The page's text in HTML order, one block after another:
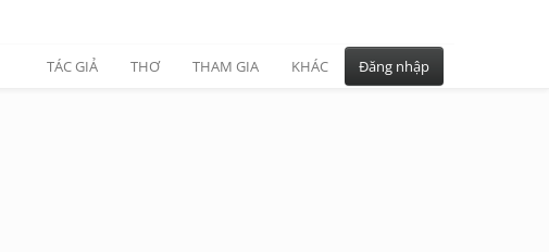
TÁC GIẢ THƠ THAM GIA KHÁC Đăng nhập